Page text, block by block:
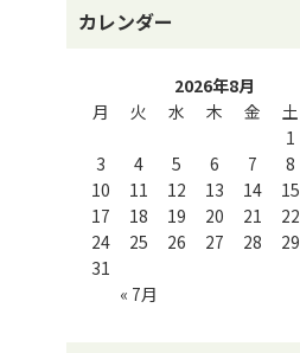
カレンダー
2026年8月
月
火 水 木 金 土
« 7月
1
3
4 5 6 7 8
10
11 12 13 14 15
17
18 19 20 21 22
24
25 26 27 28 29
31